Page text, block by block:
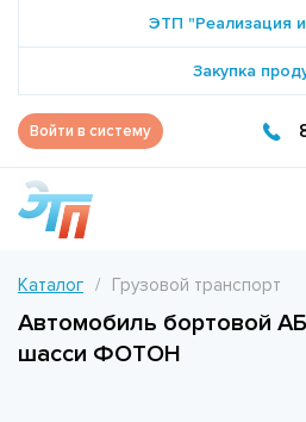
ЭТП "Реализация
Закупка
Войти в систему
Каталог Грузовой транспорт
Автомобиль бортовой
шасси ФОТОН